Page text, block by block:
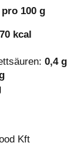
100 g
kcal
0,4 g
Kft